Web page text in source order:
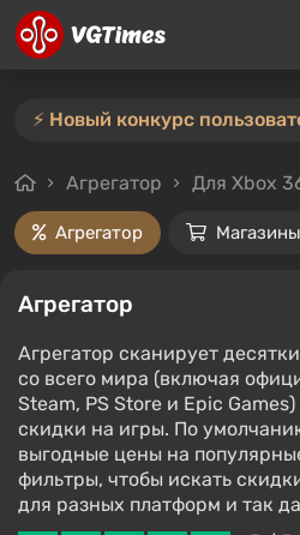
Агрегатор Для Xbox
Агрегатор Магазины
Агрегатор
Агрегатор сканирует
со всего мира (включая
Steam, PS Store и Epic
скидки на игры. По
выгодные цены на
фильтры, чтобы искать
для разных платформ и так